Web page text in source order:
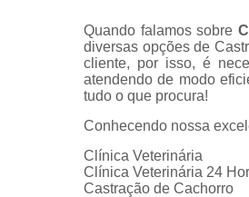
Quando falamos sobre
diversas opções de
cliente, por isso, é
atendendo de modo
tudo o que procura!
Conhecendo nossa
Clínica Veterinária
Clínica Veterinária 24
Castração de Cachorro